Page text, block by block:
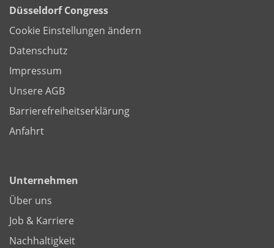
Düsseldorf Congress
Cookie Einstellungen ändern
Datenschutz
Impressum
Unsere AGB
Barrierefreiheitserklärung
Anfahrt
Unternehmen
Über uns
Job & Karriere
Nachhaltigkeit